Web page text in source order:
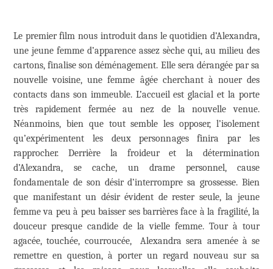
Le premier film nous introduit dans le quotidien d’Alexandra,
une jeune femme d’apparence assez sèche qui, au milieu des
cartons, finalise son déménagement. Elle sera dérangée par sa
nouvelle voisine, une femme âgée cherchant à nouer des
contacts dans son immeuble. L’accueil est glacial et la porte
très rapidement fermée au nez de la nouvelle venue.
Néanmoins, bien que tout semble les opposer, l’isolement
qu’expérimentent les deux personnages finira par les
rapprocher. Derrière la froideur et la détermination
d’Alexandra, se cache, un drame personnel, cause
fondamentale de son désir d’interrompre sa grossesse. Bien
que manifestant un désir évident de rester seule, la jeune
femme va peu à peu baisser ses barrières face à la fragilité, la
douceur presque candide de la vielle femme. Tour à tour
agacée, touchée, courroucée, Alexandra sera amenée à se
remettre en question, à porter un regard nouveau sur sa